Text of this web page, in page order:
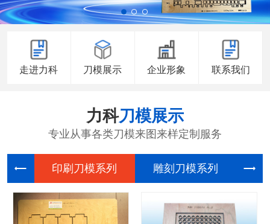
走进力科 刀模展示 企业形象 联系我们
力科刀模展示
专业从事各类刀模来图来样定制服务
印刷刀模 雕刻刀模